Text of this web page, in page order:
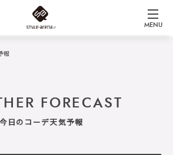
MENU
報
FORECAST
今日のコーデ天気予報